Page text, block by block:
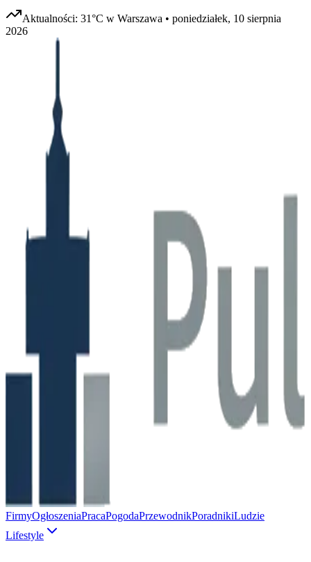
Aktualności: 31°C w Warszawa • poniedziałek, 10 sierpnia
2026
FirmyOgłoszeniaPracaPogodaPrzewodnikPoradnikiLudzie
Lifestyle